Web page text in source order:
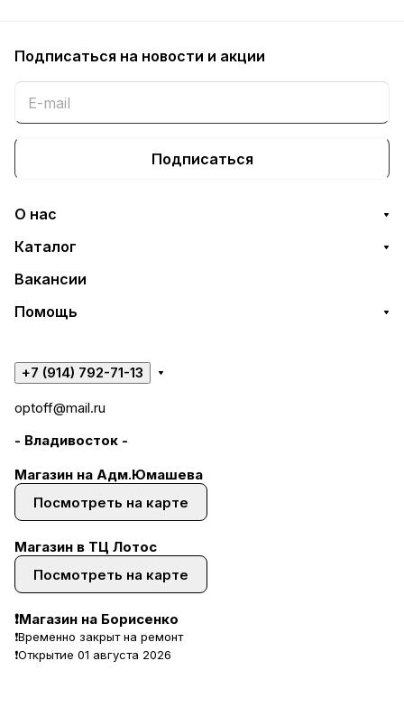
Подписаться на новости и акции
Подписаться
О нас
Каталог
Вакансии
Помощь
+7 (914) 792-71-13
optoff@mail.ru
- Владивосток -
Магазин на Адм.Юмашева
Посмотреть на карте
Магазин в ТЦ Лотос
Посмотреть на карте
❗Магазин на Борисенко
❗Временно закрыт на ремонт
❗Открытие 01 августа 2026